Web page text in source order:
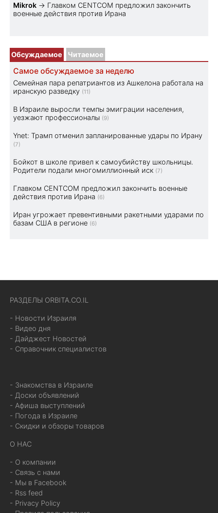
Mikrok → Главком CENTCOM предложил закончить
военные действия против Ирана
Обсуждаемое Читаемое
Самое обсуждаемое за неделю
Семейная пара репатриантов из Ашкелона работала на
иранскую разведку (11)
В Израиле выросли темпы эмиграции населения,
уезжают профессионалы (9)
Ynet: Трамп отменил запланированные удары по Ирану
(7)
Бойкот в школе привел к самоубийству школьницы.
Родители подали многомиллионный иск (7)
Главком CENTCOM предложил закончить военные
действия против Ирана (6)
Иран угрожает превентивными ракетными ударами по
базам США в регионе (6)
РАЗДЕЛЫ ORBITA.CO.IL
- Новости Израиля
- Видео дня
- Дайджест Новостей
- Справочник специалистов
- Знакомства в Израиле
- Доски объявлений
- Афиша выступлений
- Погода в Израиле
- Скидки и обзоры товаров
О НАС
- О компании
- Связь с нами
- Мы в Facebook
- Rss feed
- Privacy Policy